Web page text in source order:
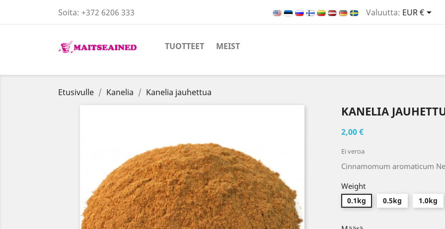
Soita: +372 6206 333 Valuutta: EUR €
TUOTTEET MEIST
Etusivulle Kanelia Kanelia jauhettua
KANELIA
2,00 €
Ei veroa
Cinnamomum aromaticum
Weight
0.1kg 0.5kg 1.0kg